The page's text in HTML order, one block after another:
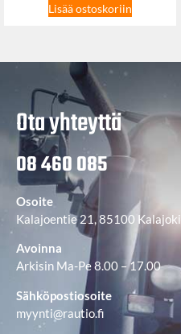
Lisää ostoskoriin
Ota yhteyttä
08 460 085
Osoite
Kalajoentie 21, 85100 Kalajoki
Avoinna
Arkisin Ma-Pe 8.00 – 17.00
Sähköpostiosoite
myynti@rautio.fi